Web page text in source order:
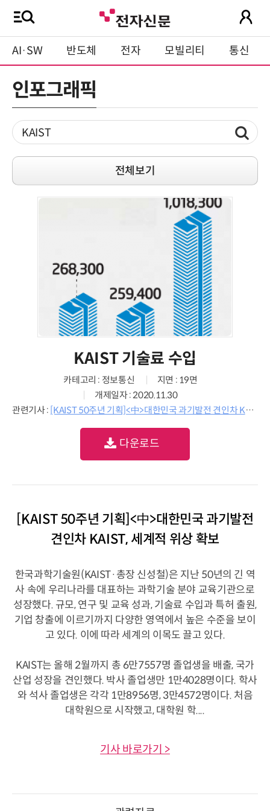
AI·SW 반도체 전자 모빌리티 통신
인포그래픽
전체보기
KAIST 기술료 수입
카테고리 : 정보통신
지면 : 19면
개제일자 : 2020.11.30
관련기사 : [KAIST 50주년 기획]<中>대한민국 과기발전 견인차 KAIST, 세계적 위상 확보
다운로드
[KAIST 50주년 기획]<中>대한민국 과기발전
견인차 KAIST, 세계적 위상 확보
한국과학기술원(KAIST·총장 신성철)은 지난 50년의 긴 역
사 속에 우리나라를 대표하는 과학기술 분야 교육기관으로
성장했다. 규모, 연구 및 교육 성과, 기술료 수입과 특허 출원,
기업 창출에 이르기까지 다양한 영역에서 높은 수준을 보이
고 있다. 이에 따라 세계의 이목도 끌고 있다.
KAIST는 올해 2월까지 총 6만7557명 졸업생을 배출, 국가
산업 성장을 견인했다. 박사 졸업생만 1만4028명이다. 학사
와 석사 졸업생은 각각 1만8956명, 3만4572명이다. 처음
대학원으로 시작했고, 대학원 학....
기사 바로가기 >